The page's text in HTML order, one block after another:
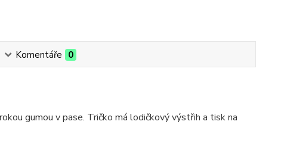
Komentáře 0
gumou v pase. Tričko má lodičkový výstřih a tisk na